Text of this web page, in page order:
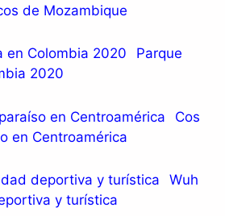
de Mozambique
Parque
2020
Cos
en Centroamérica
Wuh
y turística